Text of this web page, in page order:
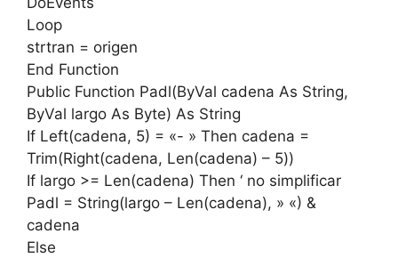
Loop
strtran = origen
End Function
Public Function Padl(ByVal cadena As String,
ByVal largo As Byte) As String
If Left(cadena, 5) = «- » Then cadena =
Trim(Right(cadena, Len(cadena) – 5))
If largo >= Len(cadena) Then ‘ no simplificar
Padl = String(largo – Len(cadena), » «) &
cadena
Else